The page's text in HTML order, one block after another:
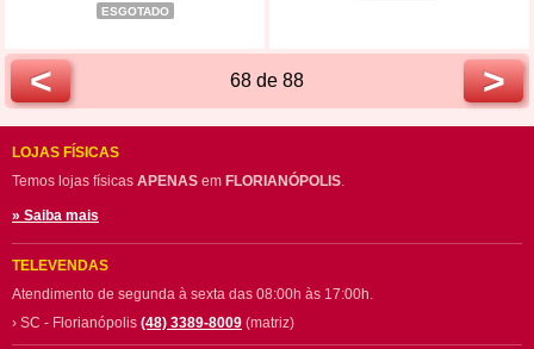
ESGOTADO
< 68 de 88 >
LOJAS FÍSICAS
Temos lojas físicas APENAS em FLORIANÓPOLIS
» Saiba mais
TELEVENDAS
Atendimento de segunda à sexta das 08:00h às 17:00h.
› SC - Florianópolis (48) 3389-8009 (matriz)